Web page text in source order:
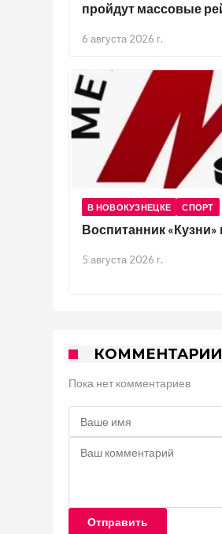
пройдут массовые
6 августа 2026 г.
В НОВОКУЗНЕЦКЕ СПОРТ
Воспитанник «Кузни»
5 августа 2026 г.
КОММЕНТАРИИ
Пока нет комментариев
Отправить